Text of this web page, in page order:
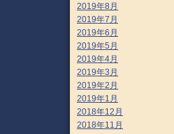
2019年8月
2019年7月
2019年6月
2019年5月
2019年4月
2019年3月
2019年2月
2019年1月
2018年12月
2018年11月